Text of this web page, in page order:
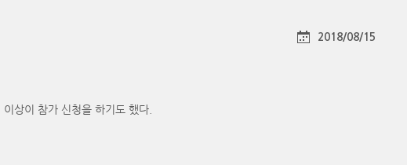
2018/08/15
상이 참가 신청을 하기도 했다.